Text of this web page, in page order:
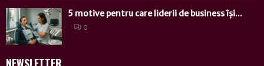
5 motive pentru care liderii de business își...
0